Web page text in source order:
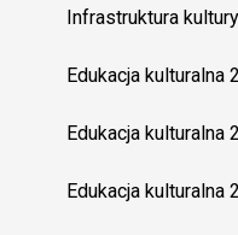
Infrastruktura
Edukacja kulturalna
Edukacja kulturalna
Edukacja kulturalna